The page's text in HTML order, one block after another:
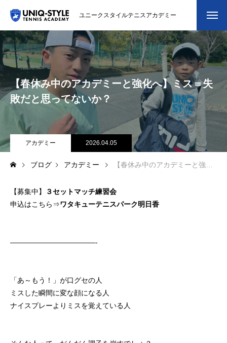
ユニークスタイルテニスアカデミー
初めての方
システム・クラス・料金
スクール紹介・コーチ紹介
大会・イベント
ブログ
アクセス
お問い合わせ
【春休み中のアカデミーと強化へ】ミス＝失
敗だと思ってないか？
アカデミー 2026.04.05
ブログ アカデミー 【春休み中のアカデミーと強化へ】ミス＝失敗だと思ってないか？
【募集中】
３セットマッチ練習会
申込はこちら⇒ワタキューテニスパーク明日香
————————————-
「あ～もう！」が口グセの人
ミスした瞬間に変な顔になる人
ナイスプレーよりミスを覚えている人